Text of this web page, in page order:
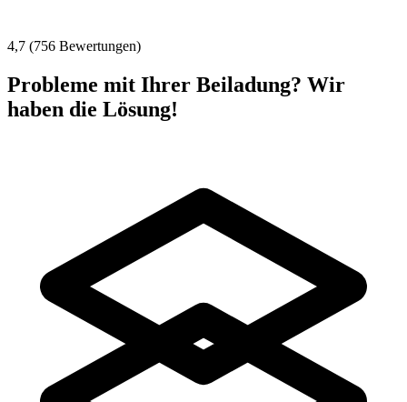
4,7 (756 Bewertungen)
Probleme mit Ihrer Beiladung? Wir
haben die Lösung!